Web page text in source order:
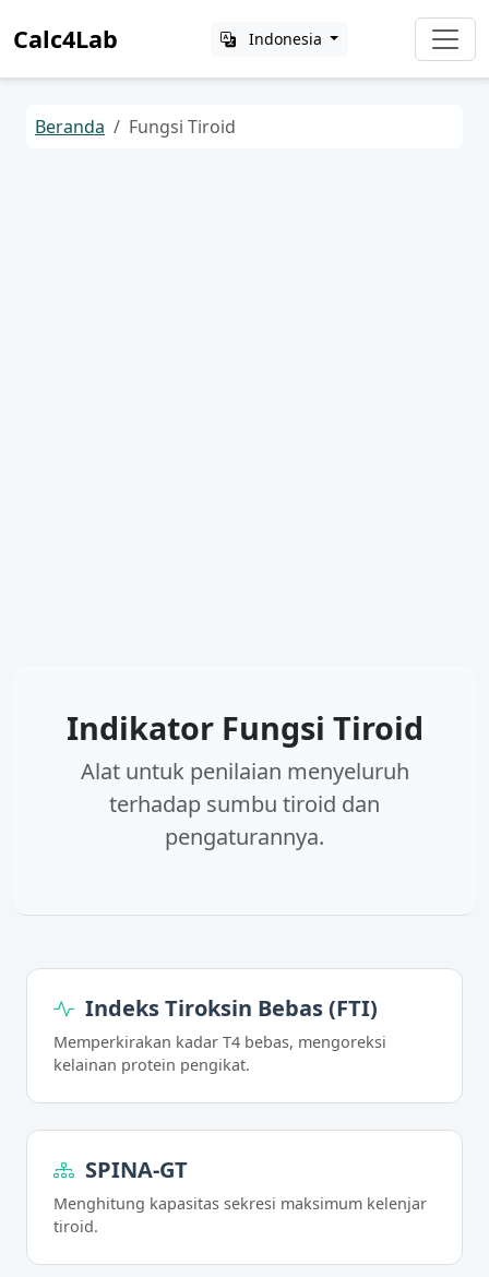
Calc4Lab Indonesia
Beranda Fungsi Tiroid
Indikator Fungsi Tiroid
Alat untuk penilaian menyeluruh
terhadap sumbu tiroid dan
pengaturannya.
Indeks Tiroksin Bebas (FTI)
Memperkirakan kadar T4 bebas, mengoreksi
kelainan protein pengikat.
SPINA-GT
Menghitung kapasitas sekresi maksimum kelenjar
tiroid.